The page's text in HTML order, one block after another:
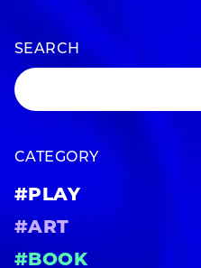
SEARCH
CATEGORY
#PLAY
#ART
#BOOK